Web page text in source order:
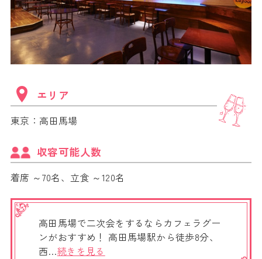
エリア
東京：高田馬場
収容可能人数
着席 ～70名、立食 ～120名
高田馬場で二次会をするならカフェラグー
ンがおすすめ！ 高田馬場駅から徒歩8分、
西…続きを見る